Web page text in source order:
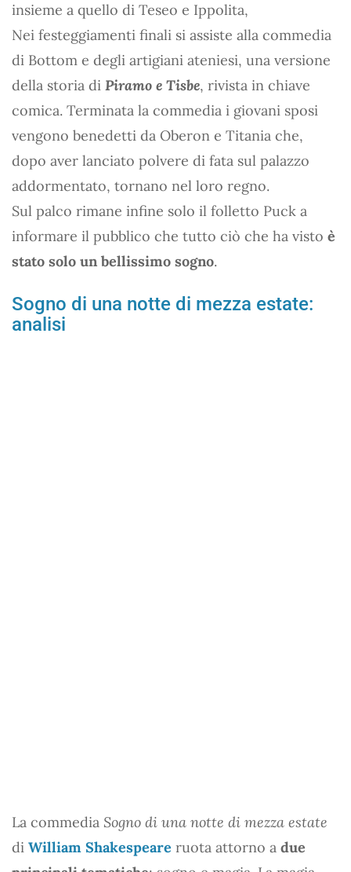
insieme a quello di Teseo e Ippolita,
Nei festeggiamenti finali si assiste alla commedia
di Bottom e degli artigiani ateniesi, una versione
della storia di Piramo e Tisbe, rivista in chiave
comica. Terminata la commedia i giovani sposi
vengono benedetti da Oberon e Titania che,
dopo aver lanciato polvere di fata sul palazzo
addormentato, tornano nel loro regno.
Sul palco rimane infine solo il folletto Puck a
informare il pubblico che tutto ciò che ha visto è
stato solo un bellissimo sogno.
Sogno di una notte di mezza estate:
analisi
La commedia Sogno di una notte di mezza estate
di William Shakespeare ruota attorno a due